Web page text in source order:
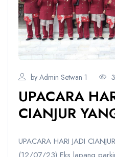
by Admin Setwan 1
UPACARA
CIANJUR
UPACARA HARI JADI